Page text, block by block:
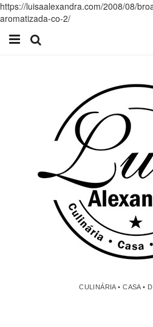
https://luisaalexandra.com/2008/08/
aromatizada-co-2/
CULINÁRIA • CASA •